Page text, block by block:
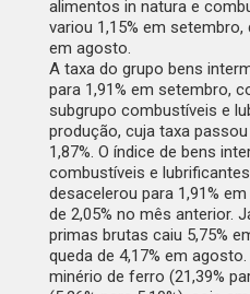
alimentos in naturae
variou 1,15% em setembro,
em agosto.
A taxa do grupo bens
para 1,91% em setembro,
subgrupo combustíveis e
produção, cuja taxa
1,87%. O índice de bens
combustíveis e
desacelerou para 1,91%
de 2,05% no mês anterior.
primas brutas caiu 5,75%
queda de 4,17% em
minério de ferro (21,39%